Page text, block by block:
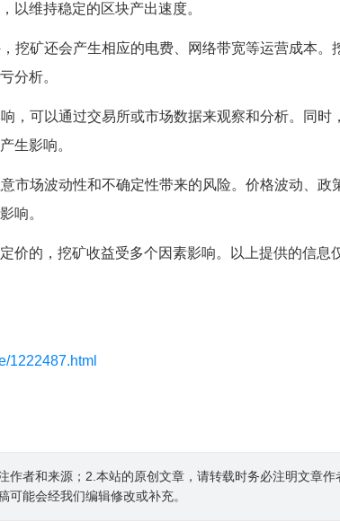
以维持稳定的区块产出速度。
挖矿还会产生相应的电费、网络带宽等运营成本。
分析。
，可以通过交易所或市场数据来观察和分析。同时
生影响。
市场波动性和不确定性带来的风险。价格波动、政
响。
价的，挖矿收益受多个因素影响。以上提供的信息
1222487.html
作者和来源；2.本站的原创文章，请转载时务必注明文章作
能会经我们编辑修改或补充。